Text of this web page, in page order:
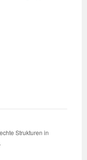
Strukturen in